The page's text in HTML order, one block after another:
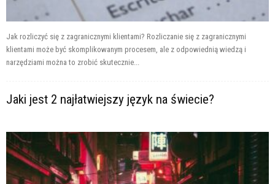
Jak rozliczyć się z zagranicznymi klientami? Rozliczanie się z zagranicznymi
klientami może być skomplikowanym procesem, ale z odpowiednią wiedzą i
narzędziami można to zrobić skutecznie...
Jaki jest 2 najłatwiejszy język na świecie?